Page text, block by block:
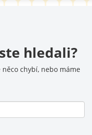
hledali?
chybí, nebo máme